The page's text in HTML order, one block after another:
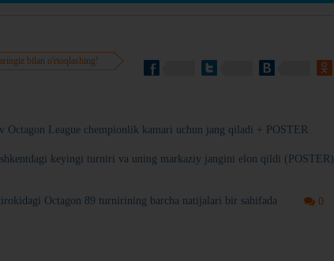
bilan o'rtoqlashing!
Octagon League chempionlik kamari uchun jang qiladi + POSTER
keyingi turniri va uning markaziy jangini elon qildi (POSTER)
Octagon 89 turnirining barcha natijalari bir sahifada 0